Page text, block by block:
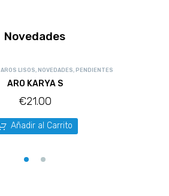
Novedades
AROS LISOS, NOVEDADES, PENDIENTES
ARO KARYA S
€21.00
Añadir al Carrito